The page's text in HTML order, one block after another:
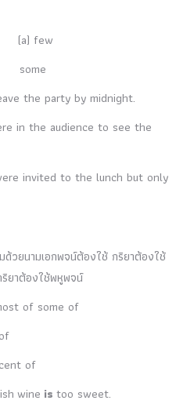
few
the party by midnight.
in the audience to see the
invited to the lunch but only
วยนามเอกพจน์ต้องใช้ กริยาต้องใช้
ยาต้องใช้พหูพจน์
of some of
of
wine is too sweet.